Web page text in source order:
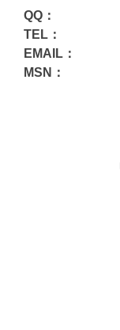
QQ：
TEL：
EMAIL：
MSN：